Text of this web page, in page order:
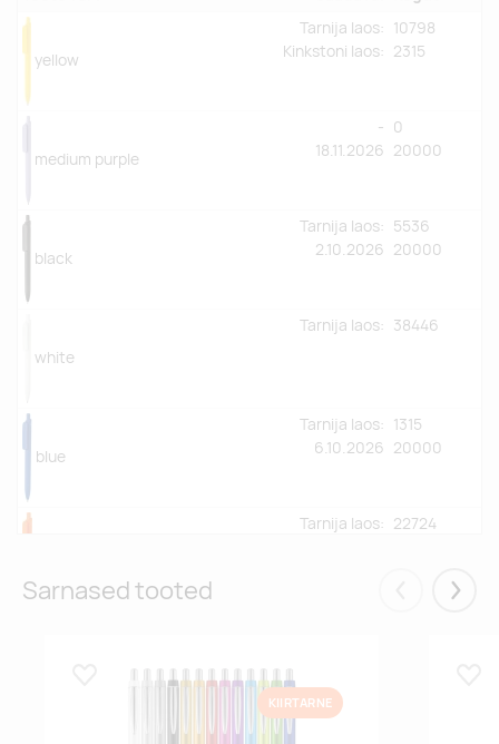
yellow
Tarnija laos:
Kinkstoni laos:
10798
2315
medium purple
-
18.11.2026
0
20000
black
Tarnija laos:
2.10.2026
5536
20000
white
Tarnija laos: 38446
blue
Tarnija laos:
6.10.2026
1315
20000
Tarnija laos: 22724
Sarnased tooted Eelmised
Lisa lemmikuks
KIIRTARNE